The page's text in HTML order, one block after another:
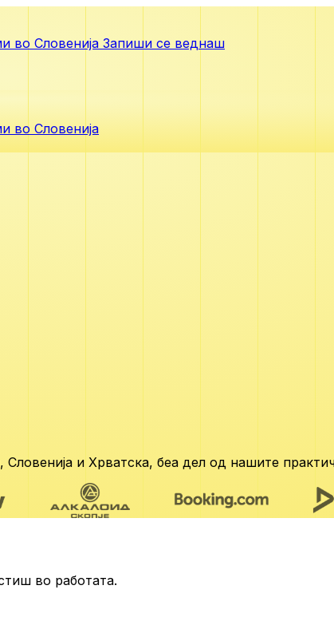
во Словенија Запиши се веднаш
во Словенија
Словенија и Хрватска, беа дел од нашите
во работата.